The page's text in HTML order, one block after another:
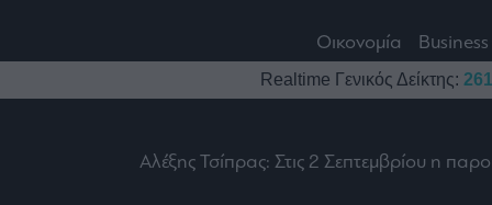
Οικονομία Business
Επι-
θετικά
Design
The
Value
Crypto
Mononews100
Realtime Γενικός Δείκτης:
Αλέξης Τσίπρας: Στις 2 Σεπτεμβρίου η